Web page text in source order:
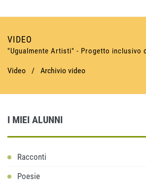
VIDEO
"Ugualmente Artisti" - Progetto inclusivo
Video / Archivio video
I MIEI ALUNNI
Racconti
Poesie